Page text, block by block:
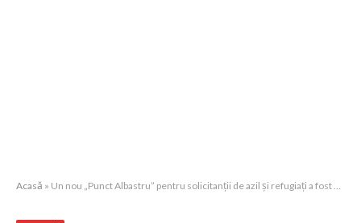
Acasă » Un nou „Punct Albastru” pentru solicitanții de azil și refugiați a fost deschis la Chișinău